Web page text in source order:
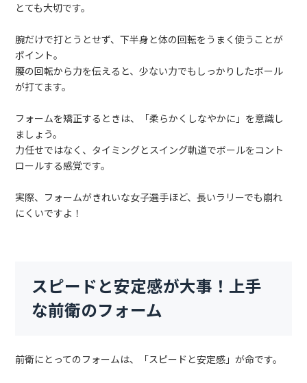
とても大切です。
腕だけで打とうとせず、下半身と体の回転をうまく使うことが
ポイント。
腰の回転から力を伝えると、少ない力でもしっかりしたボール
が打てます。
フォームを矯正するときは、「柔らかくしなやかに」を意識し
ましょう。
力任せではなく、タイミングとスイング軌道でボールをコント
ロールする感覚です。
実際、フォームがきれいな女子選手ほど、長いラリーでも崩れ
にくいですよ！
スピードと安定感が大事！上手
な前衛のフォーム
前衛にとってのフォームは、「スピードと安定感」が命です。